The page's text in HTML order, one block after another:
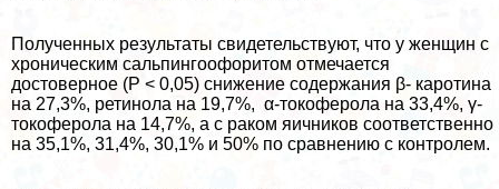
Полученных результаты свидетельствуют, что у женщин с
хроническим сальпингоофоритом отмечается
достоверное (P < 0,05) снижение содержания β- каротина
на 27,3%, ретинола на 19,7%, α-токоферола на 33,4%, γ-
токоферола на 14,7%, а с paком яичников соответственно
на 35,1%, 31,4%, 30,1% и 50% по сравнению с контролем.